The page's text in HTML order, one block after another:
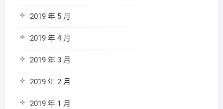
2019 年 5 月
2019 年 4 月
2019 年 3 月
2019 年 2 月
2019 年 1 月